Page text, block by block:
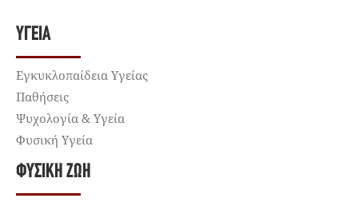
ΥΓΕΊΑ
Εγκυκλοπαίδεια Υγείας
Παθήσεις
Ψυχολογία & Υγεία
Φυσική Υγεία
ΦΥΣΙΚΉ ΖΩΉ